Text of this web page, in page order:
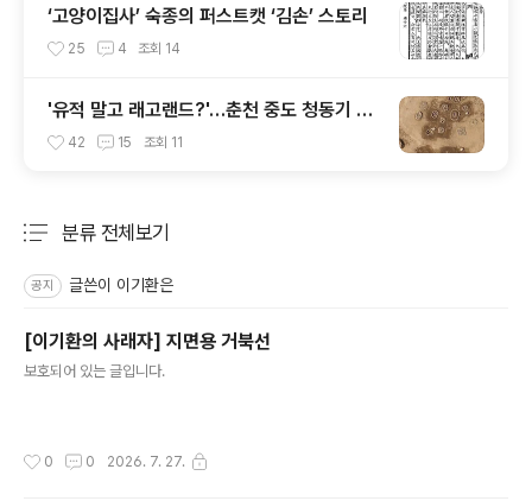
‘고양이집사’ 숙종의 퍼스트캣 ‘김손’ 스토리
25 4 조회 14
'유적 말고 래고랜드?'…춘천 중도 청동기 마
을의 파괴 방조는 역사의 수치다
42 15 조회 11
분류 전체보기
공지 글쓴이 이기환은
[이기환의 사래자] 지면용 거북선
보호되어 있는 글입니다.
0 0 2026. 7. 27.